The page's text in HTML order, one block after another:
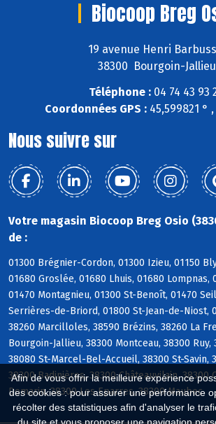
Afin de vous offrir la meilleure expérience
des cookies : pour assurer une performance
récolter des statistiques afin d'analyser le
Biocoop Breg
19 avenue Henri
38300 Bourgoin-Jallieu
Téléphone : 04 74 43 93
Coordonnées GPS :45,599821 ° ,
Nous suivre sur
Votre magasin Biocoop Breg Osio
de :
01300 Brégnier-Cordon, 01300 Izieu, 01150
01680 Groslée, 01680 Lhuis, 01680 Lompnas,
01470 Montagnieu, 01300 St-Benoît, 01470
Serrières-de-Briord, 01800 St-Jean-de-Niost,
38260 Marcilloles, 38590 Brézins, 38260 La
Bourgoin-Jallieu, 38300 Montceau, 38300 Ruy,
38080 St-Marcel-Bel-Accueil, 38300 St-Savin,
38300 Badinières, 38300 Châteauvilain, 38300
Domarin, 38300 Les Eparres, 38300 Maubec